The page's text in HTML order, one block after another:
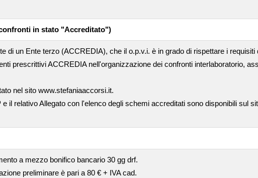
in stato "Accreditato")
di un Ente terzo (ACCREDIA), che il o.p.v.i. è in grado di rispettare i
prescrittivi ACCREDIA nell'organizzazione dei confronti interlaboratorio,
nel sito www.stefaniaaccorsi.it.
il relativo Allegato con l'elenco degli schemi accreditati sono disponibili sul
a mezzo bonifico bancario 30 gg drf.
preliminare è pari a 80 € + IVA cad.